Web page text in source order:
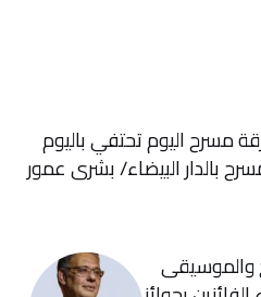
تحتفي باليوم
بشرى عمور